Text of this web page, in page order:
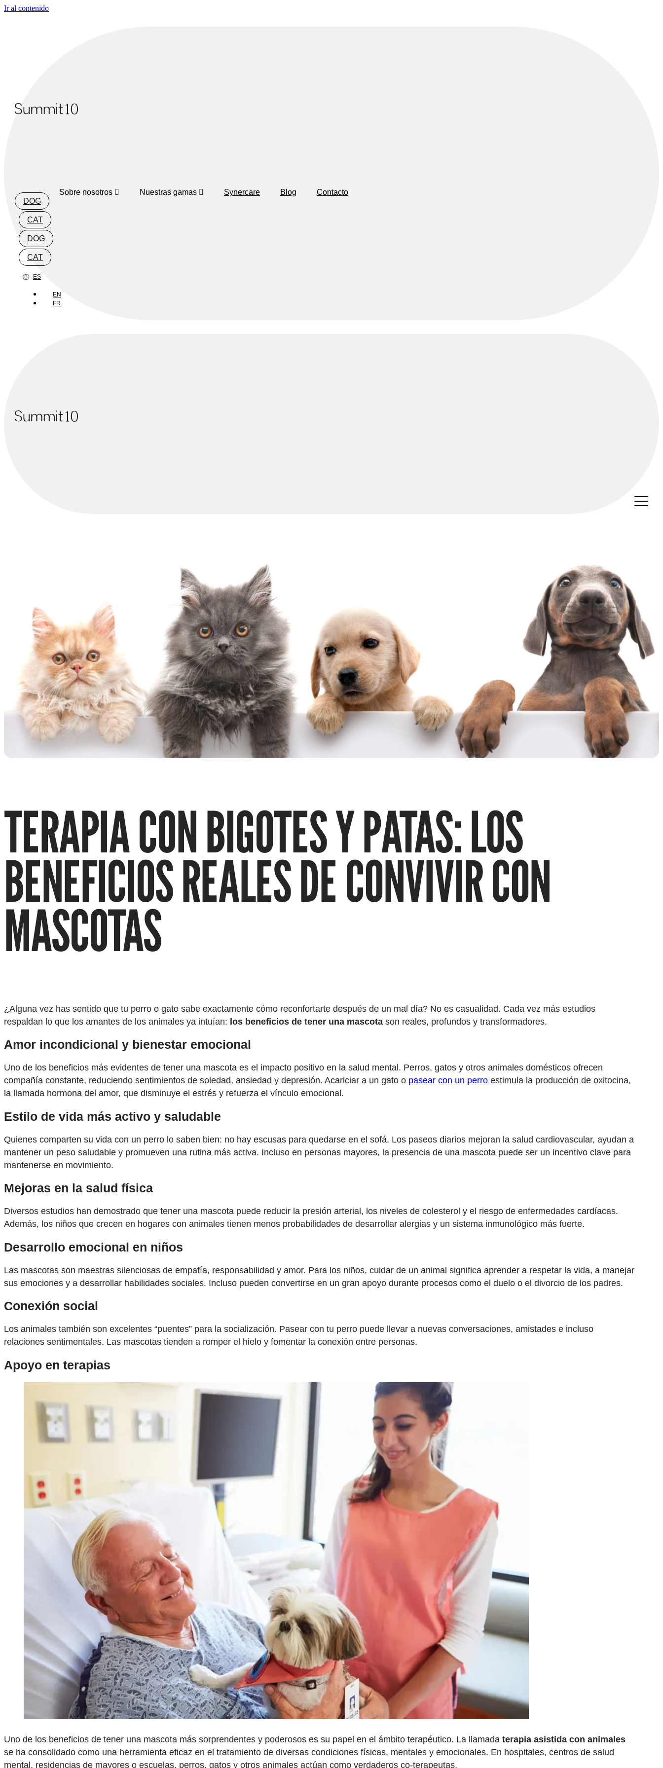
Ir al contenido
Sobre nosotros Nuestras gamas Synercare Blog
Contacto
DOG
CAT
DOG
CAT
ES
EN
FR
TERAPIA CON BIGOTES Y PATAS: LOS
BENEFICIOS REALES DE CONVIVIR CON
MASCOTAS
¿Alguna vez has sentido que tu perro o gato sabe exactamente cómo reconfortarte después de un mal día? No es casualidad. Cada vez más estudios
respaldan lo que los amantes de los animales ya intuían: los beneficios de tener una mascota son reales, profundos y transformadores.
Amor incondicional y bienestar emocional
Uno de los beneficios más evidentes de tener una mascota es el impacto positivo en la salud mental. Perros, gatos y otros animales domésticos ofrecen
compañía constante, reduciendo sentimientos de soledad, ansiedad y depresión. Acariciar a un gato o pasear con un perro estimula la producción de oxitocina,
la llamada hormona del amor, que disminuye el estrés y refuerza el vínculo emocional.
Estilo de vida más activo y saludable
Quienes comparten su vida con un perro lo saben bien: no hay escusas para quedarse en el sofá. Los paseos diarios mejoran la salud cardiovascular, ayudan a
mantener un peso saludable y promueven una rutina más activa. Incluso en personas mayores, la presencia de una mascota puede ser un incentivo clave para
mantenerse en movimiento.
Mejoras en la salud física
Diversos estudios han demostrado que tener una mascota puede reducir la presión arterial, los niveles de colesterol y el riesgo de enfermedades cardíacas.
Además, los niños que crecen en hogares con animales tienen menos probabilidades de desarrollar alergias y un sistema inmunológico más fuerte.
Desarrollo emocional en niños
Las mascotas son maestras silenciosas de empatía, responsabilidad y amor. Para los niños, cuidar de un animal significa aprender a respetar la vida, a manejar
sus emociones y a desarrollar habilidades sociales. Incluso pueden convertirse en un gran apoyo durante procesos como el duelo o el divorcio de los padres.
Conexión social
Los animales también son excelentes “puentes” para la socialización. Pasear con tu perro puede llevar a nuevas conversaciones, amistades e incluso
relaciones sentimentales. Las mascotas tienden a romper el hielo y fomentar la conexión entre personas.
Apoyo en terapias
Uno de los beneficios de tener una mascota más sorprendentes y poderosos es su papel en el ámbito terapéutico. La llamada terapia asistida con animales
se ha consolidado como una herramienta eficaz en el tratamiento de diversas condiciones físicas, mentales y emocionales. En hospitales, centros de salud
mental, residencias de mayores o escuelas, perros, gatos y otros animales actúan como verdaderos co-terapeutas.